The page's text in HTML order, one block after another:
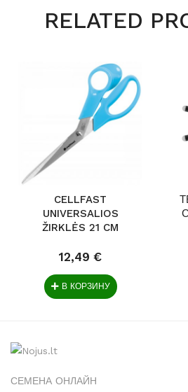
RELATED
CELLFAST
UNIVERSALIOS
ŽIRKLĖS 21 CM
12,49 €
В КОРЗИНУ
СЕМЕНА ОНЛАЙН